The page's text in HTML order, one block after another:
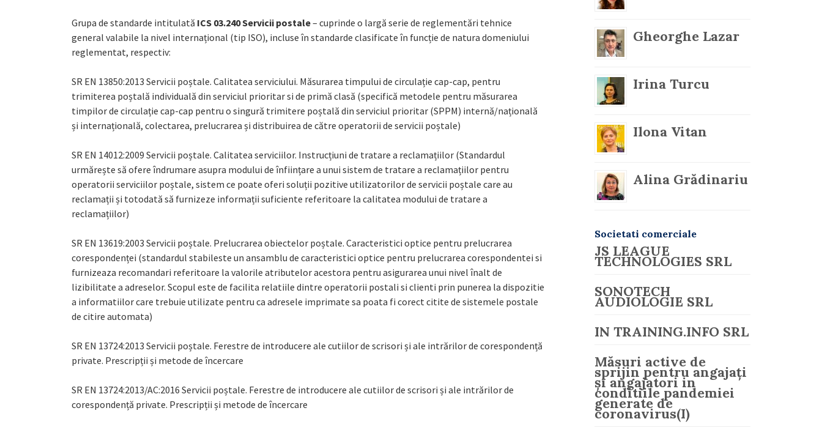
Grupa de standarde intitulată ICS 03.240 Servicii postale– cuprinde o largă serie de reglementări tehnice
general valabile la nivel internațional (tip ISO), incluse în standarde clasificate în funcție de natura domeniului
reglementat, respectiv:
SR EN 13850:2013 Servicii poștale. Calitatea serviciului. Măsurarea timpului de circulație cap-cap, pentru
trimiterea poștală individuală din serviciul prioritar si de primă clasă (specifică metodele pentru măsurarea
timpilor de circulație cap-cap pentru o singură trimitere poștală din serviciul prioritar (SPPM) internă/națională
și internațională, colectarea, prelucrarea și distribuirea de către operatorii de servicii poștale)
SR EN 14012:2009 Servicii poștale. Calitatea serviciilor. Instrucțiuni de tratare a reclamațiilor (Standardul
urmărește să ofere îndrumare asupra modului de înființare a unui sistem de tratare a reclamațiilor pentru
operatorii serviciilor poștale, sistem ce poate oferi soluții pozitive utilizatorilor de servicii poștale care au
reclamații și totodată să furnizeze informații suficiente referitoare la calitatea modului de tratare a
reclamațiilor)
SR EN 13619:2003 Servicii poștale. Prelucrarea obiectelor poștale. Caracteristici optice pentru prelucrarea
corespondenței (standardul stabileste un ansamblu de caracteristici optice pentru prelucrarea corespondentei si
furnizeaza recomandari referitoare la valorile atributelor acestora pentru asigurarea unui nivel înalt de
lizibilitate a adreselor. Scopul este de facilita relatiile dintre operatorii postali si clienti prin punerea la dispozitie
a informatiilor care trebuie utilizate pentru ca adresele imprimate sa poata fi corect citite de sistemele postale
de citire automata)
SR EN 13724:2013 Servicii poștale. Ferestre de introducere ale cutiilor de scrisori și ale intrărilor de corespondență
private. Prescripții și metode de încercare
SR EN 13724:2013/AC:2016 Servicii poștale. Ferestre de introducere ale cutiilor de scrisori și ale intrărilor de
corespondență private. Prescripții și metode de încercare
Gheorghe Lazar
Irina Turcu
Ilona Vitan
Alina Grădinariu
Societati comerciale
JS LEAGUE
TECHNOLOGIES SRL
SONOTECH
AUDIOLOGIE SRL
IN TRAINING.INFO SRL
Măsuri active de
sprijin pentru angajați
și angajatori in
conditiile pandemiei
generate de
coronavirus(I)